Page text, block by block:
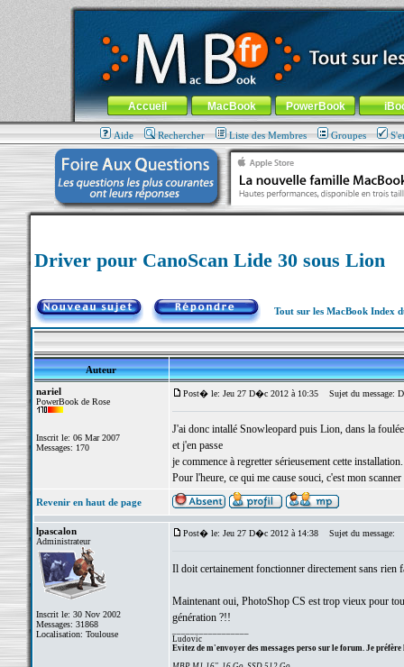
MacBook-fr.com : 100% Apple... 100% nomade !
Aller au contenu-Aller au menu général-Aller au menu de
Menu général
Accueil MacBook PowerBook
Aide Rechercher Liste des Membres Groupes
Driver pour CanoScan Lide 30 sous Lion
Tout sur les MacBook Index
Auteur
nariel
PowerBook de Rose
Inscrit le: 06 Mar 2007
Messages: 170
Post� le: Jeu 27 D�c 2012 à 10:35 Sujet du message:
J'ai donc intallé Snowleopard puis Lion, dans la
et j'en passe
je commence à regretter sérieusement cette installation.
Pour l'heure, ce qui me cause souci, c'est mon
Revenir en haut de page
lpascalon
Administrateur
Inscrit le: 30 Nov 2002
Messages: 31868
Localisation: Toulouse
Post� le: Jeu 27 D�c 2012 à 14:38 Sujet du message:
Il doit certainement fonctionner directement sans rien
Maintenant oui, PhotoShop CS est trop vieux pour
génération ?!!
Ludovic
Evitez de m'envoyer des messages perso sur le forum. Je préfère